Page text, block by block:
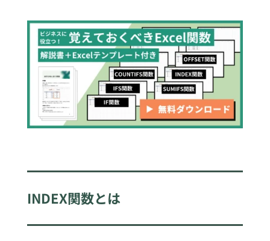
INDEX関数とは